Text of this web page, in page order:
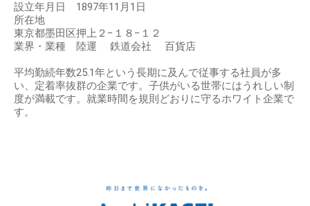
設立年月日 1897年11月1日
所在地
東京都墨田区押上２−１８−１２
業界・業種 陸運 鉄道会社 百貨店
平均勤続年数25.1年という長期に及んで従事する社員が多
い、定着率抜群の企業です。子供がいる世帯にはうれしい制
度が満載です。就業時間を規則どおりに守るホワイト企業で
す。